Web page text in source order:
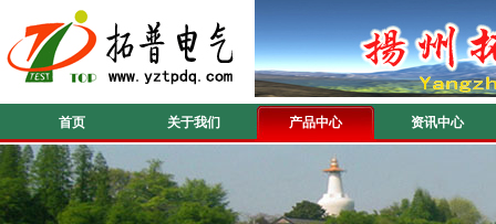
首页 关于我们 产品中心 资讯中心